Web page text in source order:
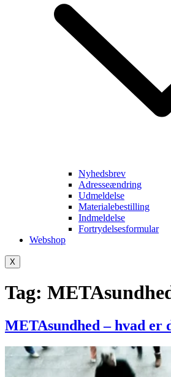
Nyhedsbrev
Adresseændring
Udmeldelse
Materialebestilling
Indmeldelse
Fortrydelsesformular
Webshop
X
Tag:
METAsundhed – hvad er